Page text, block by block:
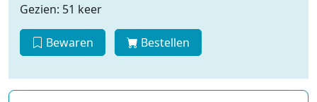
Gezien: 51 keer
Bewaren Bestellen